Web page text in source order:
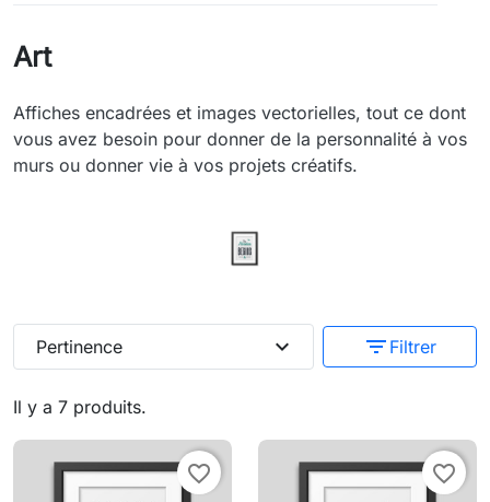
Art
Affiches encadrées et images vectorielles, tout ce dont
vous avez besoin pour donner de la personnalité à vos
murs ou donner vie à vos projets créatifs.
Il y a 7 produits.
Pertinence expand_more filter_list Filtrer
favorite_border favorite_border